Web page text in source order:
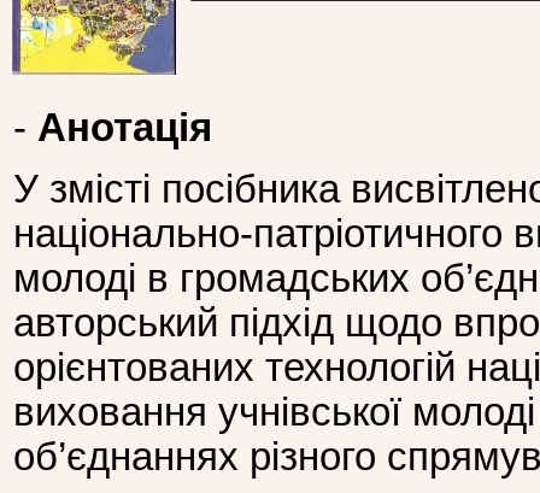
- Анотація
У змісті посібника
національно-патріотичного
молоді в громадських
авторський підхід щодо
орієнтованих технологій
виховання учнівської
об’єднаннях різного